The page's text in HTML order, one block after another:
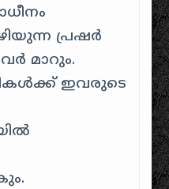
പ്രഷർ
മാറും.
ഇവരുടെ